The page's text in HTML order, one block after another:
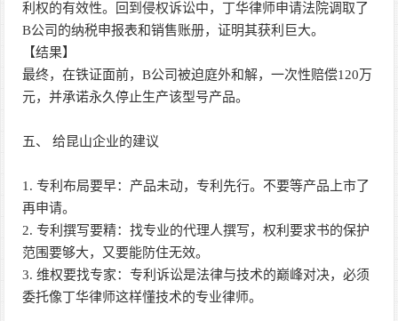
利权的有效性。回到侵权诉讼中，丁华律师申请法院调取了
B公司的纳税申报表和销售账册，证明其获利巨大。
【结果】
最终，在铁证面前，B公司被迫庭外和解，一次性赔偿120万
元，并承诺永久停止生产该型号产品。
五、 给昆山企业的建议
1. 专利布局要早：产品未动，专利先行。不要等产品上市了
再申请。
2. 专利撰写要精：找专业的代理人撰写，权利要求书的保护
范围要够大，又要能防住无效。
3. 维权要找专家：专利诉讼是法律与技术的巅峰对决，必须
委托像丁华律师这样懂技术的专业律师。